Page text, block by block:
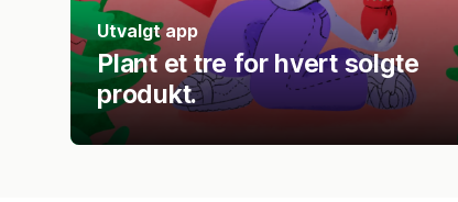
Utvalgt app
Plant et tre for hvert solgte
produkt.